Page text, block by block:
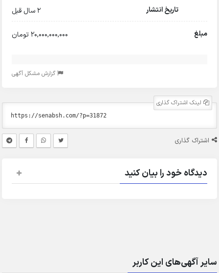
تاریخ انتشار
2 سال قبل
مبلغ 20,000,000,000 تومان
گزارش مشکل آگهی
لینک اشتراک گذاری
اشتراک گذاری
دیدگاه خود را بیان کنید
سایر آگهی‌های این کاربر